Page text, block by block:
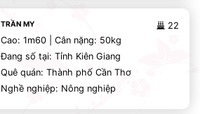
22
TRẦN MY
Cao: 1m60 | Cân nặng: 50kg
Đang số tại: Tỉnh Kiên Giang
Quê quán: Thành phố Cần Thơ
Nghề nghiệp: Nông nghiệp